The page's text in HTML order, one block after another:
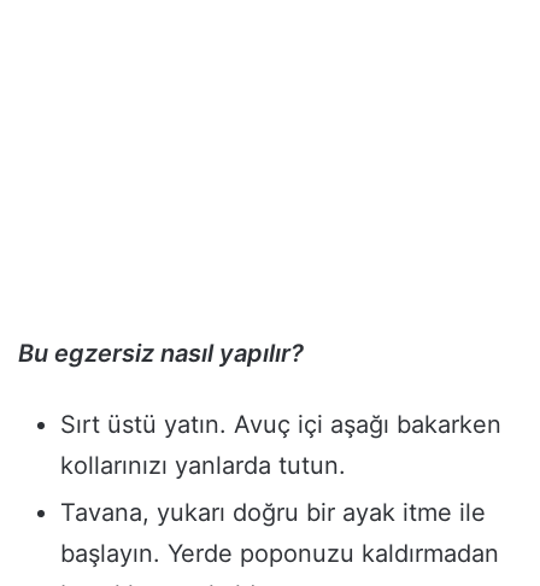
Bu egzersiz nasıl yapılır?
Sırt üstü yatın. Avuç içi aşağı bakarken
kollarınızı yanlarda tutun.
Tavana, yukarı doğru bir ayak itme ile
başlayın. Yerde poponuzu kaldırmadan